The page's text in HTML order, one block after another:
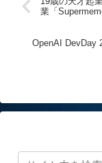
業「
OpenAI DevDay